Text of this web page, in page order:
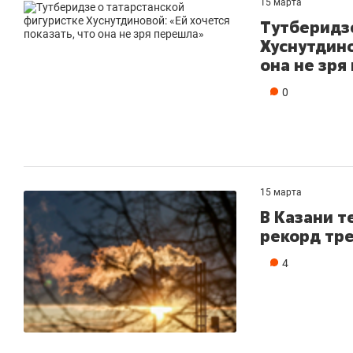
она не
0
15 марта
В Казани
рекорд
4